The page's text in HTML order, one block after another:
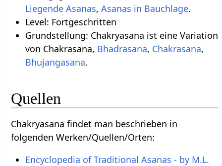
Liegende Asanas, Asanas in Bauchlage.
Level: Fortgeschritten
Grundstellung: Chakryasana ist eine Variation
von Chakrasana, Bhadrasana, Chakrasana,
Bhujangasana.
Quellen
Chakryasana findet man beschrieben in
folgenden Werken/Quellen/Orten:
Encyclopedia of Traditional Asanas - by M.L.